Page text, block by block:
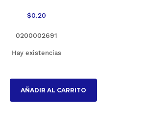
$0.20
0200002691
Hay existencias
AÑADIR AL CARRITO